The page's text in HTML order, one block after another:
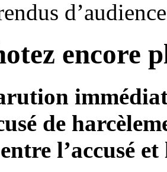
d’audience
encore
de
l’accusé